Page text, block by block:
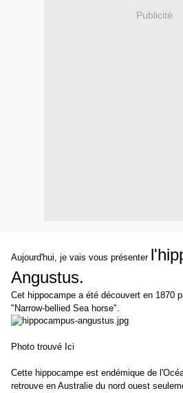
Publicité
Aujourd'hui, je vais vous présenter
Angustus.
Cet hippocampe a été découvert en 1870
"Narrow-bellied Sea horse".
Photo trouvé Ici
Cette hippocampe est endémique de
retrouve en Australie du nord ouest